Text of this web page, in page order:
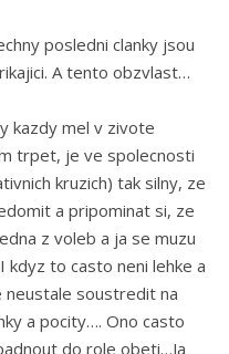
posledni clanky jsou
A tento obzvlast…
kazdy mel v zivote
trpet, je ve spolecnosti
kruzich) tak silny, ze
a pripominat si, ze
z voleb a ja se muzu
kdyz to casto neni lehke a
neustale soustredit na
a pocity…. Ono casto
do role obeti…Ja